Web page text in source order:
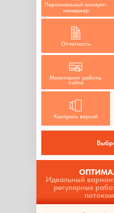
Персональный аккаунт-
менеджер
Отчетность
Мониторинг работы
сайта
Контроль версий
Идеальный
регулярных